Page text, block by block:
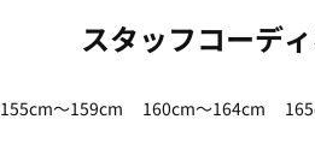
スタッフコーデ
155cm～159cm 160cm～164cm